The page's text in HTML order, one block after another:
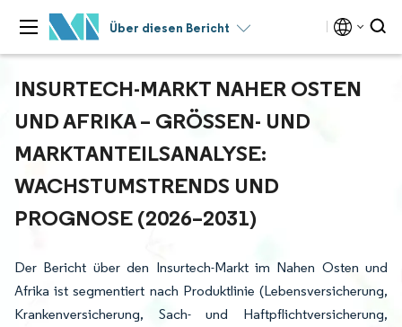
Über diesen Bericht
INSURTECH-MARKT NAHER OSTEN
UND AFRIKA – GRÖSSEN- UND M
ARKTANTEILSANALYSE: W
ACHSTUMSTRENDS UND P
ROGNOSE (2026–2031)
Der Bericht über den Insurtech-Markt im Nahen Osten und
Afrika ist segmentiert nach Produktlinie (Lebensversicherung,
Krankenversicherung, Sach- und Haftpflichtversicherung,